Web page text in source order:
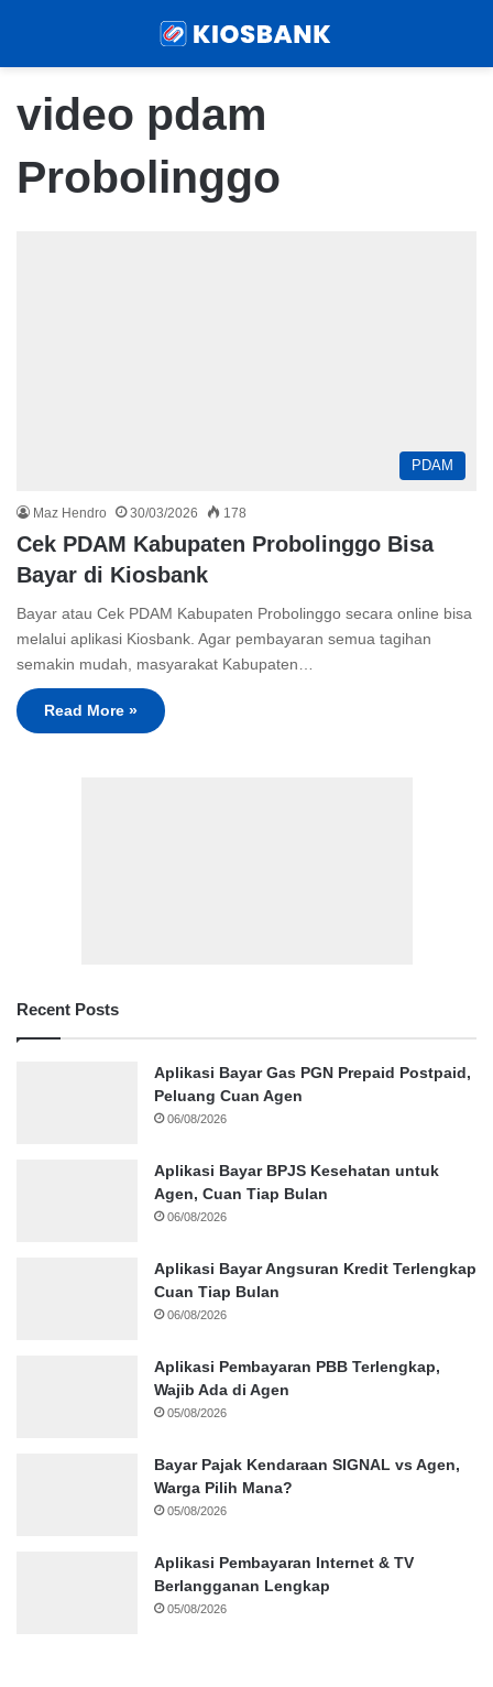
video pdam
Probolinggo
PDAM
Maz Hendro 30/03/2026 178
Cek PDAM Kabupaten Probolinggo Bisa
Bayar di Kiosbank
Bayar atau Cek PDAM Kabupaten Probolinggo secara online bisa
melalui aplikasi Kiosbank. Agar pembayaran semua tagihan
semakin mudah, masyarakat Kabupaten…
Read More »
Recent Posts
Aplikasi Bayar Gas PGN Prepaid Postpaid,
Peluang Cuan Agen
06/08/2026
Aplikasi Bayar BPJS Kesehatan untuk
Agen, Cuan Tiap Bulan
06/08/2026
Aplikasi Bayar Angsuran Kredit Terlengkap
Cuan Tiap Bulan
06/08/2026
Aplikasi Pembayaran PBB Terlengkap,
Wajib Ada di Agen
05/08/2026
Bayar Pajak Kendaraan SIGNAL vs Agen,
Warga Pilih Mana?
05/08/2026
Aplikasi Pembayaran Internet & TV
Berlangganan Lengkap
05/08/2026